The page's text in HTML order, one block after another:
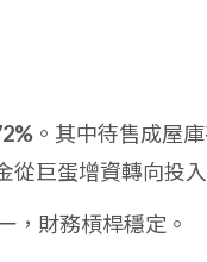
。其中待售成屋
從巨蛋增資轉向投
，財務槓桿穩定。